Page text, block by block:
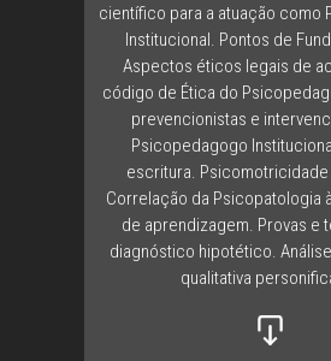
científico para a atuação como
Institucional. Pontos de
Aspectos éticos legais de
código de Ética do
prevencionistas e
Psicopedagogo
escritura.
Correlação da Psicopatologia
de aprendizagem. Provas e
diagnóstico hipotético.
qualitativa